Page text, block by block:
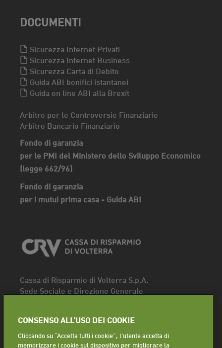
DOCUMENTI
Sicurezza Internet Privati
Sicurezza Internet Business
Sicurezza Carta di Debito
Guida ABI bonifici istantanei
Guida on line ABI alla Brexit
Arbitro per le Controversie Finanziarie
Arbitro Bancario Finanziario
Fondo di garanzia
per le PMI del Ministero dello Sviluppo Economico
(legge 662/96)
Fondo di garanzia
per i mutui prima casa - Guida ABI
Cassa di Risparmio di Volterra S.p.A.
Sede Sociale e Direzione Generale
Fax. 0588 86940
Segui la pagina
CONSENSO ALL’USO DEI COOKIE
Cliccando su “Accetta tutti i cookie”, l'utente accetta di
memorizzare i cookie sul dispositivo per migliorare la